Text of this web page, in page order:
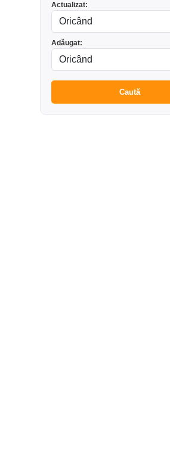
Actualizat:
Adăugat:
Caută